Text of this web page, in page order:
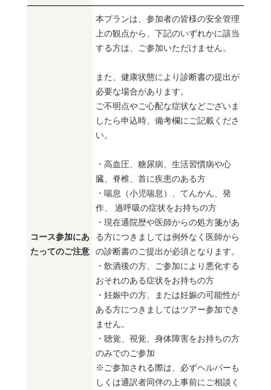
コース参加にあ
たってのご注意
本プランは、参加者の皆様の安全管理
上の観点から、下記のいずれかに該当
する方は、ご参加いただけません。
また、健康状態により診断書の提出が
必要な場合があります。
ご不明点やご心配な症状などございま
したら申込時、備考欄にご記載くださ
い。
・高血圧、糖尿病、生活習慣病や心
臓、脊椎、首に疾患のある方
・喘息（小児喘息）、てんかん、発
作、 過呼吸の症状をお持ちの方
・現在通院歴や医師からの処方箋があ
る方につきましては例外なく医師から
の診断書のご提出が必須となります。
・飲酒後の方、ご参加により悪化する
おそれのある症状をお持ちの方
・妊娠中の方、または妊娠の可能性が
ある方につきましてはツアー参加でき
ません。
・聴覚、視覚、身体障害をお持ちの方
のみでのご参加
※ご参加される際は、必ずヘルパーも
しくは通訳者同伴の上事前にご相談く